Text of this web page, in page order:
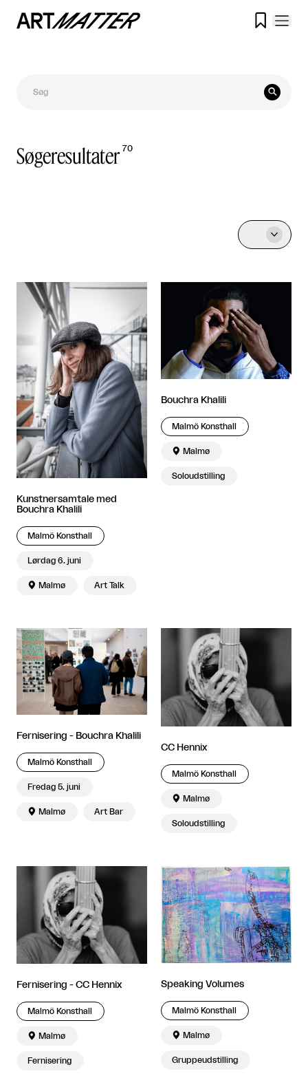


Søgeresultater 70

Kunstnersamtale med
Bouchra Khalili
Malmö Konsthall
Lørdag 6. juni
 Malmø Art Talk
Bouchra Khalili
Malmö Konsthall
 Malmø
Soloudstilling
Fernisering - Bouchra Khalili
Malmö Konsthall
Fredag 5. juni
 Malmø Art Bar
CC Hennix
Malmö Konsthall
 Malmø
Soloudstilling
Fernisering - CC Hennix
Malmö Konsthall
 Malmø
Fernisering
Speaking Volumes
Malmö Konsthall
 Malmø
Gruppeudstilling